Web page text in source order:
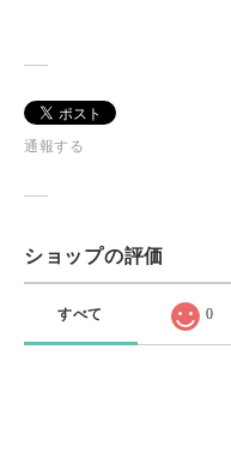
通報する
ショップの評価
すべて 0